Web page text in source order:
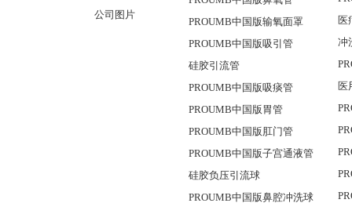
公司图片
PROUMB中国版输氧面罩
PROUMB中国版吸引管
硅胶引流管
PROUMB中国版吸痰管
PROUMB中国版胃管
PROUMB中国版肛门管
PROUMB中国版子宫通液管
硅胶负压引流球
PROUMB中国版鼻腔冲洗球
医
冲
医